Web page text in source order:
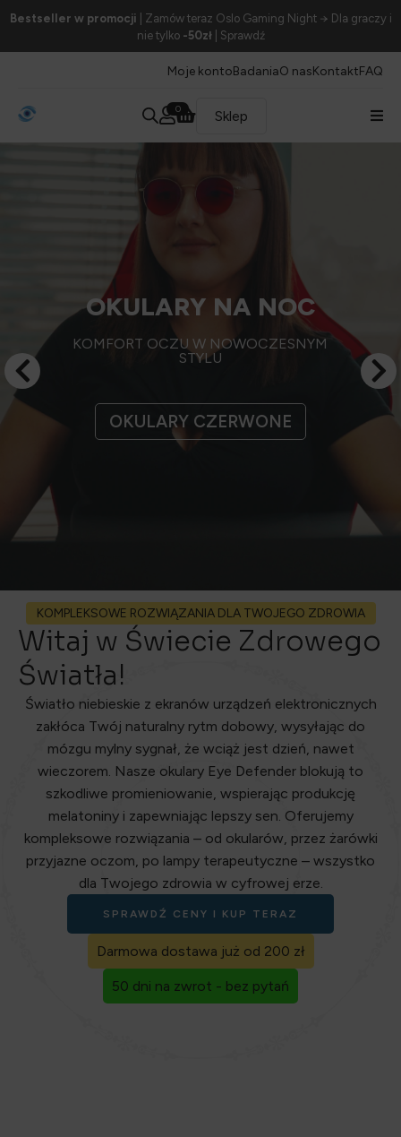
Bestseller w promocji | Zamów teraz Oslo Gaming Night → Dla graczy i
nie tylko -50zł| Sprawdź
Moje kontoBadaniaO nasKontaktFAQ
0 Sklep
OKULARY Z FILTREM
BLOKADA ŚWIATŁA NIEBIESKIEGO •
OCHRONA DLA OCZU
ODKRYJ PRODUKTY
KOMPLEKSOWE ROZWIĄZANIA DLA TWOJEGO ZDROWIA
Witaj w Świecie Zdrowego
Światła!
Światło niebieskie z ekranów urządzeń elektronicznych
zakłóca Twój naturalny rytm dobowy, wysyłając do
mózgu mylny sygnał, że wciąż jest dzień, nawet
wieczorem. Nasze okulary Eye Defender blokują to
szkodliwe promieniowanie, wspierając produkcję
melatoniny i zapewniając lepszy sen. Oferujemy
kompleksowe rozwiązania – od okularów, przez żarówki
przyjazne oczom, po lampy terapeutyczne – wszystko
dla Twojego zdrowia w cyfrowej erze.
SPRAWDŹ CENY I KUP TERAZ
Darmowa dostawa już od 200 zł
50 dni na zwrot - bez pytań